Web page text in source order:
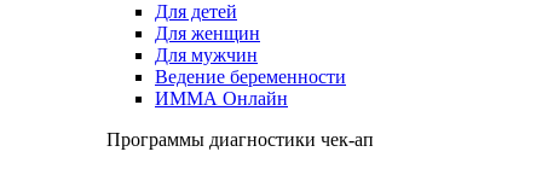
Для детей
Для женщин
Для мужчин
Ведение беременности
ИММА Онлайн
Программы диагностики чек-ап